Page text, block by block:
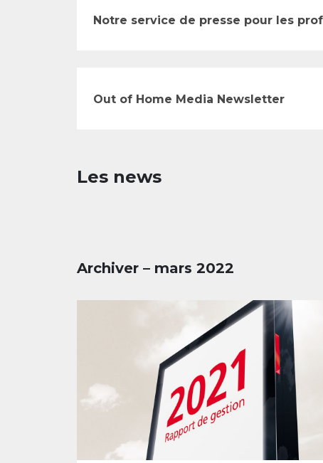
Notre service de presse pour les
Out of Home Media Newsletter
Les news
Archiver – mars 2022